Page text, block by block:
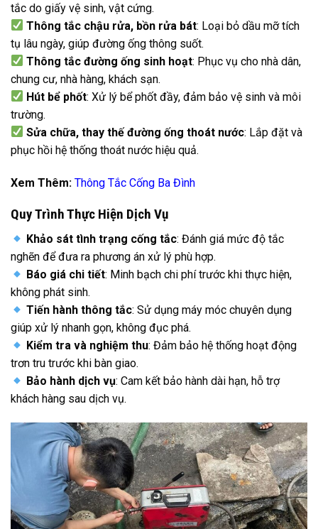
tắc do giấy vệ sinh, vật cứng.
Thông tắc chậu rửa, bồn rửa bát: Loại bỏ dầu mỡ tích
tụ lâu ngày, giúp đường ống thông suốt.
Thông tắc đường ống sinh hoạt: Phục vụ cho nhà dân,
chung cư, nhà hàng, khách sạn.
Hút bể phốt: Xử lý bể phốt đầy, đảm bảo vệ sinh và môi
trường.
Sửa chữa, thay thế đường ống thoát nước: Lắp đặt và
phục hồi hệ thống thoát nước hiệu quả.
Xem Thêm: Thông Tắc Cống Ba Đình
Quy Trình Thực Hiện Dịch Vụ
Khảo sát tình trạng cống tắc: Đánh giá mức độ tắc
nghẽn để đưa ra phương án xử lý phù hợp.
Báo giá chi tiết: Minh bạch chi phí trước khi thực hiện,
không phát sinh.
Tiến hành thông tắc: Sử dụng máy móc chuyên dụng
giúp xử lý nhanh gọn, không đục phá.
Kiểm tra và nghiệm thu: Đảm bảo hệ thống hoạt động
trơn tru trước khi bàn giao.
Bảo hành dịch vụ: Cam kết bảo hành dài hạn, hỗ trợ
khách hàng sau dịch vụ.